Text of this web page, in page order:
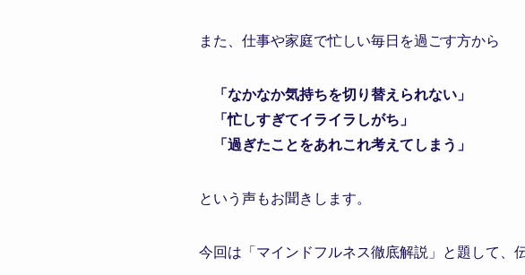
また、仕事や家庭で忙しい毎日を過ごす方から
「なかなか気持ちを切り替えられない」
「忙しすぎてイライラしがち」
「過ぎたことをあれこれ考えてしまう」
という声もお聞きします。
今回は「マインドフルネス徹底解説」と題して、